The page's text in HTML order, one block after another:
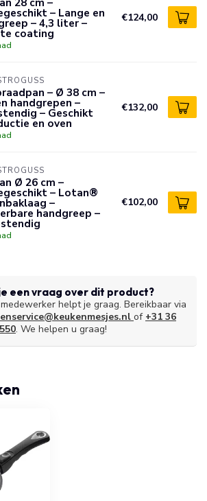
– Lange en
– 4,3 liter –
coating
€124,00
– Ø 38 cm –
handgrepen –
– Geschikt
en oven
€132,00
Ø 26 cm –
– Lotan®
–
handgreep –
€102,00
een vraag over dit product?
helpt je graag. Bereikbaar via
of +31 36
. We helpen u graag!